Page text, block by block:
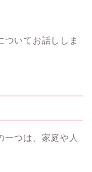
ついてお話ししま
一つは、家庭や人